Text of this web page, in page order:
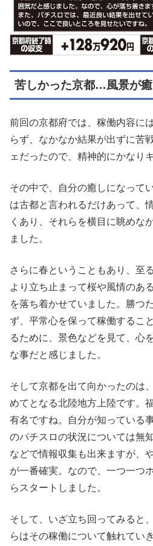
苦しかった京都…風景が
前回の京都府では、稼働内容に
らず、なかなか結果が出ずに苦
ェだったので、精神的にかなり
その中で、自分の癒しになって
は古都と言われるだけあって、
くあり、それらを横目に眺めな
ました。
さらに春ということもあり、至
より立ち止まって桜や風情のあ
を落ち着かせていました。勝つ
ず、平常心を保って稼働するこ
るために、景色などを見て、心
な事だと感じました。
そして京都を出て向かったのは
めてとなる北陸地方上陸です。
有名ですね。自分が知っている
のパチスロの状況については無
などで情報収集も出来ますが、
が一番確実。なので、一つ一つ
らスタートしました。
そして、いざ立ち回ってみると
らはその稼働について触れていき